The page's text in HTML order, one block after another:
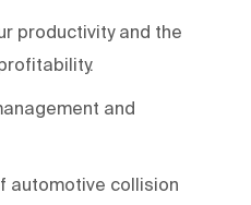
productivity and the
and
automotive collision